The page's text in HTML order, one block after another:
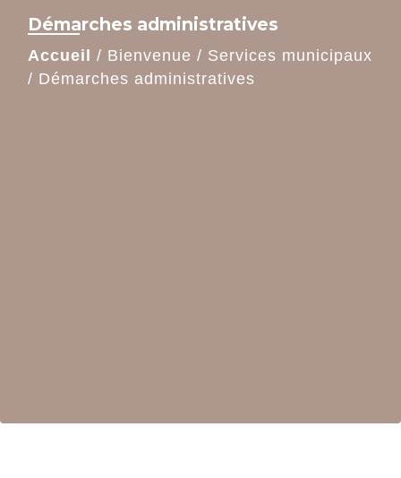
Démarches administratives
Accueil / Bienvenue / Services municipaux
/ Démarches administratives